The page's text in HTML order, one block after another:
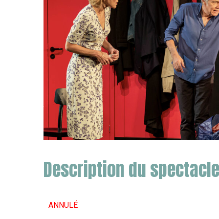
Description du spectacle
ANNULÉ